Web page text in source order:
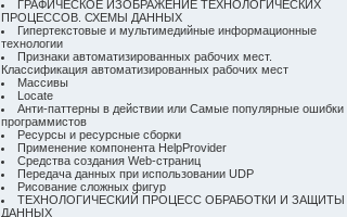
ГРАФИЧЕСКОЕ ИЗОБРАЖЕНИЕ ТЕХНОЛОГИЧЕСКИХ
ПРОЦЕССОВ. СХЕМЫ ДАННЫХ
Гипертекстовые и мультимедийные информационные
технологии
Признаки автоматизированных рабочих мест.
Классификация автоматизированных рабочих мест
Массивы
Locate
Анти-паттерны в действии или Самые популярные ошибки
программистов
Ресурсы и ресурсные сборки
Применение компонента HelpProvider
Средства создания Web-страниц
Передача данных при использовании UDP
Рисование сложных фигур
ТЕХНОЛОГИЧЕСКИЙ ПРОЦЕСС ОБРАБОТКИ И ЗАЩИТЫ
ДАННЫХ